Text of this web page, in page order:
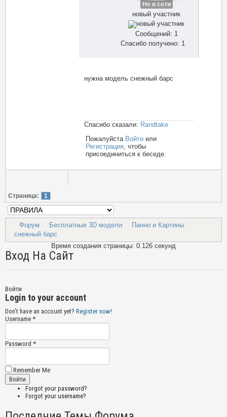
Не в сети
новый участник
Сообщений: 1
Спасибо получено: 1
нужна модель снежный барс
Спасибо сказали: Randtake
Пожалуйста Войти или
Регистрация , чтобы
присоединиться к беседе.
Страница: 1
Форум Бесплатные 3D модели
Панно и Картины
снежный барс
Время создания страницы: 0.126 секунд
Вход На Сайт
Войти
Login to your account
Don't have an account yet? Register now!
Username *
Password *
Remember Me
Forgot your password?
Forgot your username?